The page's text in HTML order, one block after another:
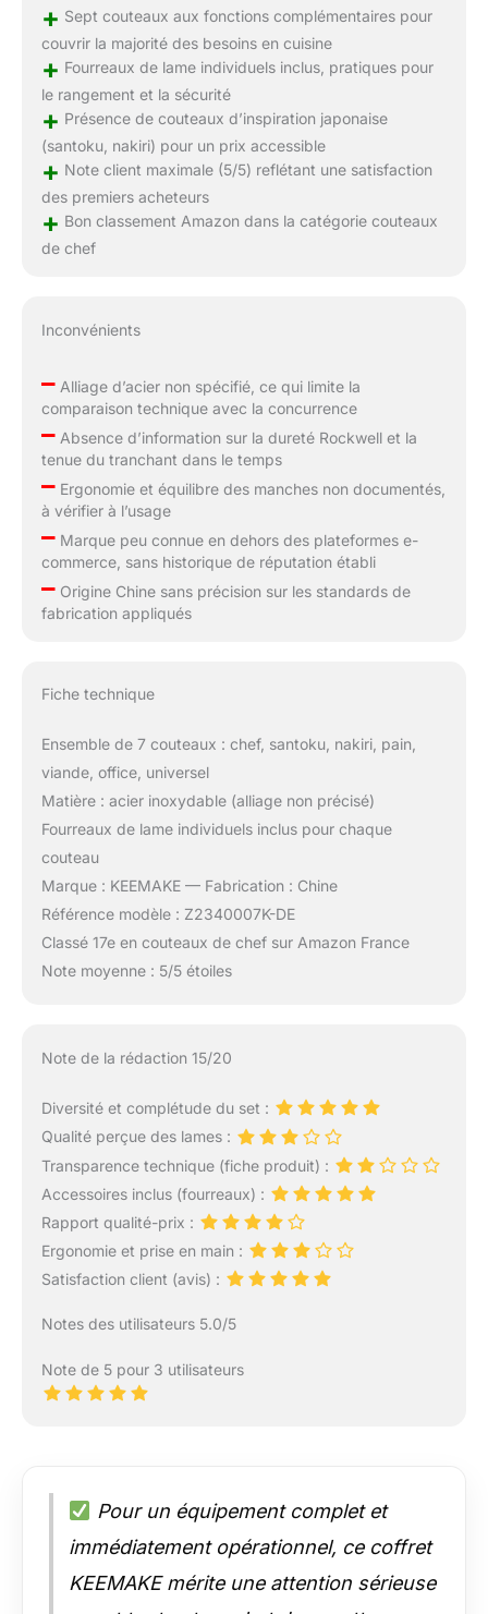
+ Sept couteaux aux fonctions complémentaires pour
couvrir la majorité des besoins en cuisine
+ Fourreaux de lame individuels inclus, pratiques pour
le rangement et la sécurité
+ Présence de couteaux d’inspiration japonaise
(santoku, nakiri) pour un prix accessible
+ Note client maximale (5/5) reflétant une satisfaction
des premiers acheteurs
+ Bon classement Amazon dans la catégorie couteaux
de chef
Inconvénients
–Alliage d’acier non spécifié, ce qui limite la
comparaison technique avec la concurrence
–Absence d’information sur la dureté Rockwell et la
tenue du tranchant dans le temps
–Ergonomie et équilibre des manches non documentés,
à vérifier à l’usage
–Marque peu connue en dehors des plateformes e-
commerce, sans historique de réputation établi
–Origine Chine sans précision sur les standards de
fabrication appliqués
Fiche technique
Ensemble de 7 couteaux : chef, santoku, nakiri, pain,
viande, office, universel
Matière : acier inoxydable (alliage non précisé)
Fourreaux de lame individuels inclus pour chaque
couteau
Marque : KEEMAKE — Fabrication : Chine
Référence modèle : Z2340007K-DE
Classé 17e en couteaux de chef sur Amazon France
Note moyenne : 5/5 étoiles
Note de la rédaction 15/20
Diversité et complétude du set :
Qualité perçue des lames :
Transparence technique (fiche produit) :
Accessoires inclus (fourreaux) :
Rapport qualité-prix :
Ergonomie et prise en main :
Satisfaction client (avis) :
Notes des utilisateurs 5.0/5
Note de 5 pour 3 utilisateurs
Pour un équipement complet et
immédiatement opérationnel, ce coffret
KEEMAKE mérite une attention sérieuse